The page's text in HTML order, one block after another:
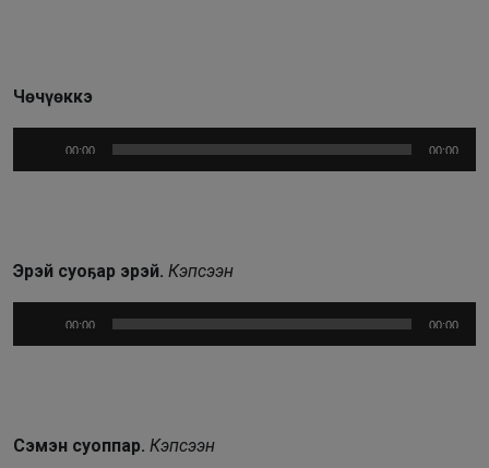
Чөчүөккэ
00:00 00:00
Эрэй суоҕар эрэй. Кэпсээн
00:00 00:00
Сэмэн суоппар. Кэпсээн